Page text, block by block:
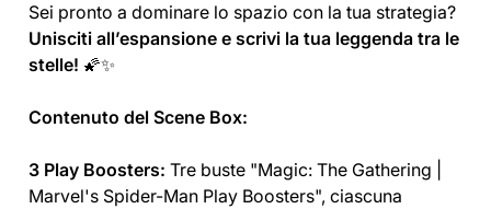
Sei pronto a dominare lo spazio con la tua strategia?
Unisciti all’espansione e scrivi la tua leggenda tra le
stelle! 🌠✨
Contenuto del Scene Box:
3 Play Boosters: Tre buste "Magic: The Gathering |
Marvel's Spider-Man Play Boosters", ciascuna